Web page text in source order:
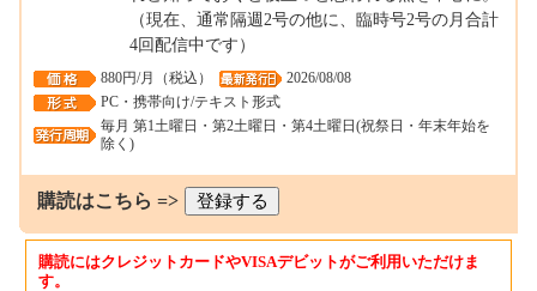
（現在、通常隔週2号の他に、臨時号2号の月合計
4回配信中です）
880円/月（税込）
2026/08/08
PC・携帯向け/テキスト形式
毎月 第1土曜日・第2土曜日・第4土曜日(祝祭日・年末年始を
除く)
購読はこちら =>
購読にはクレジットカードやVISAデビットがご利用いただけま
す。